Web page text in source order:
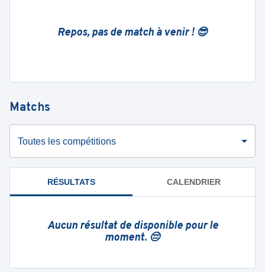
Repos, pas de match à venir ! 😎
Matchs
Toutes les compétitions
RÉSULTATS CALENDRIER
Aucun résultat de disponible pour le
moment. 😔